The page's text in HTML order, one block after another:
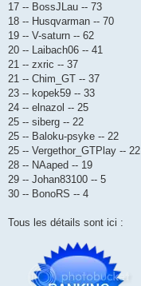
17 -- BossJLau -- 73
18 -- Husqvarman -- 70
19 -- V-saturn -- 62
20 -- Laibach06 -- 41
21 -- zxric -- 37
21 -- Chim_GT -- 37
23 -- kopek59 -- 33
24 -- elnazol -- 25
25 -- siberg -- 22
25 -- Baloku-psyke -- 22
25 -- Vergethor_GTPlay -- 22
28 -- NAaped -- 19
29 -- Johan83100 -- 5
30 -- BonoRS -- 4
Tous les détails sont ici :